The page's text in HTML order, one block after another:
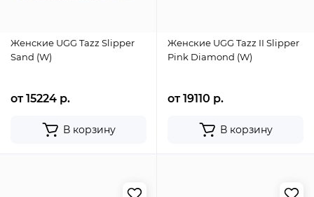
Женские UGG Tazz Slipper
Sand (W)
от 15224 р.
В корзину
Женские UGG Tazz II Slipper
Pink Diamond (W)
от 19110 р.
В корзину